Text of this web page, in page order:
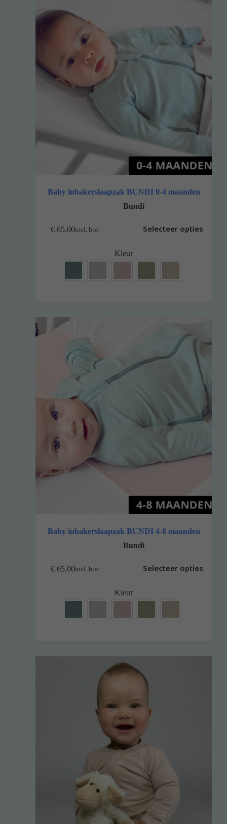
Baby inbakerslaapzak BUNDI 0-4 maanden
Bundi
€65,00incl. btw Selecteer opties
Kleur
Baby inbakerslaapzak BUNDI 4-8 maanden
Bundi
€65,00incl. btw Selecteer opties
Kleur